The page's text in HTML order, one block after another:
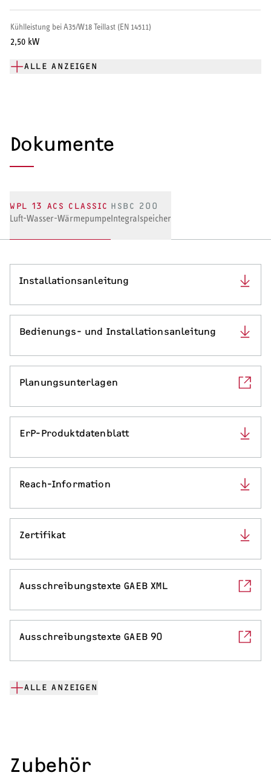
Kühlleistung bei A35/W18 Teillast (EN 14511)
2,50 kW
ALLE ANZEIGEN
Dokumente
WPL 13 ACS CLASSIC
Luft-Wasser-Wärmepumpe
HSBC 200
Integralspeicher
Installationsanleitung
Bedienungs- und Installationsanleitung
Planungsunterlagen
ErP-Produktdatenblatt
Reach-Information
Zertifikat
Ausschreibungstexte GAEB XML
Ausschreibungstexte GAEB 90
ALLE ANZEIGEN
Zubehör